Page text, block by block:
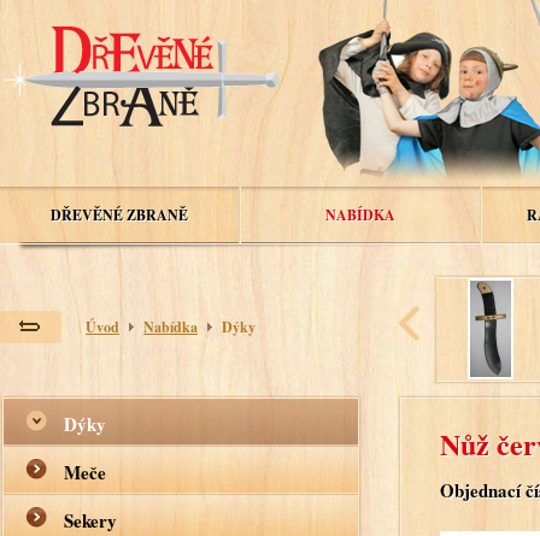
DŘEVĚNÉ ZBRANĚ NABÍDKA
Úvod Nabídka Dýky
Dýky
Meče
Sekery
Nůž
Objednací